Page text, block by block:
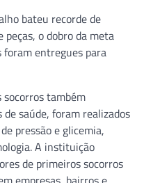
bateu recorde de
peças, o dobro da meta
foram entregues para
socorros também
saúde, foram realizados
pressão e glicemia,
A instituição
de primeiros socorros